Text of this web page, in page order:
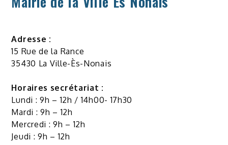
Adresse :
15 Rue de la Rance
35430 La Ville-Ès-Nonais
Horaires secrétariat :
Lundi : 9h – 12h / 14h00- 17h30
Mardi : 9h – 12h
Mercredi : 9h – 12h
Jeudi : 9h – 12h